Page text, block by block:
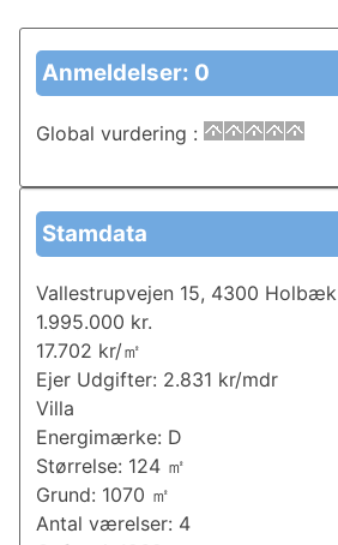
Anmeldelser: 0
Global vurdering :
Stamdata
Vallestrupvejen 15, 4300 Holbæk
1.995.000 kr.
17.702 kr/㎡
Ejer Udgifter: 2.831 kr/mdr
Villa
Energimærke: D
Størrelse: 124 ㎡
Grund: 1070 ㎡
Antal værelser: 4